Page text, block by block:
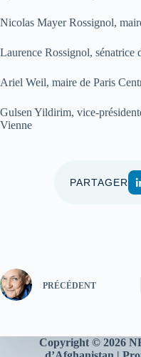
Nicolas Mayer Rossignol,
Laurence Rossignol, sénatrice
Ariel Weil, maire de Paris
Gulsen Yildirim, vice-
Vienne
PARTAGER
PRÉCÉDENT
Copyright © 2026